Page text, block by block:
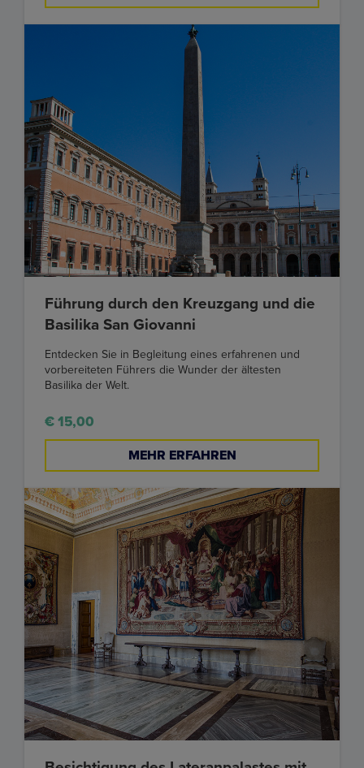
Führung durch den Kreuzgang und die
Basilika San Giovanni
Entdecken Sie in Begleitung eines erfahrenen und
vorbereiteten Führers die Wunder der ältesten
Basilika der Welt.
€ 15,00
MEHR ERFAHREN